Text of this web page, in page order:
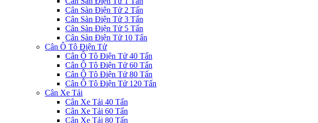
Cân Sàn Điện Tử 2 Tấn
Cân Sàn Điện Tử 3 Tấn
Cân Sàn Điện Tử 5 Tấn
Cân Sàn Điện Tử 10 Tấn
Cân Ô Tô Điện Tử
Cân Ô Tô Điện Tử 40 Tấn
Cân Ô Tô Điện Tử 60 Tấn
Cân Ô Tô Điện Tử 80 Tấn
Cân Ô Tô Điện Tử 120 Tấn
Cân Xe Tải
Cân Xe Tải 40 Tấn
Cân Xe Tải 60 Tấn
Cân Xe Tải 80 Tấn